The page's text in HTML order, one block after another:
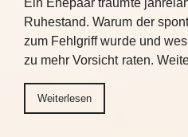
Ein Ehepaar träumte
Ruhestand. Warum der
zum Fehlgriff wurde und
zu mehr Vorsicht raten.
Weiterlesen